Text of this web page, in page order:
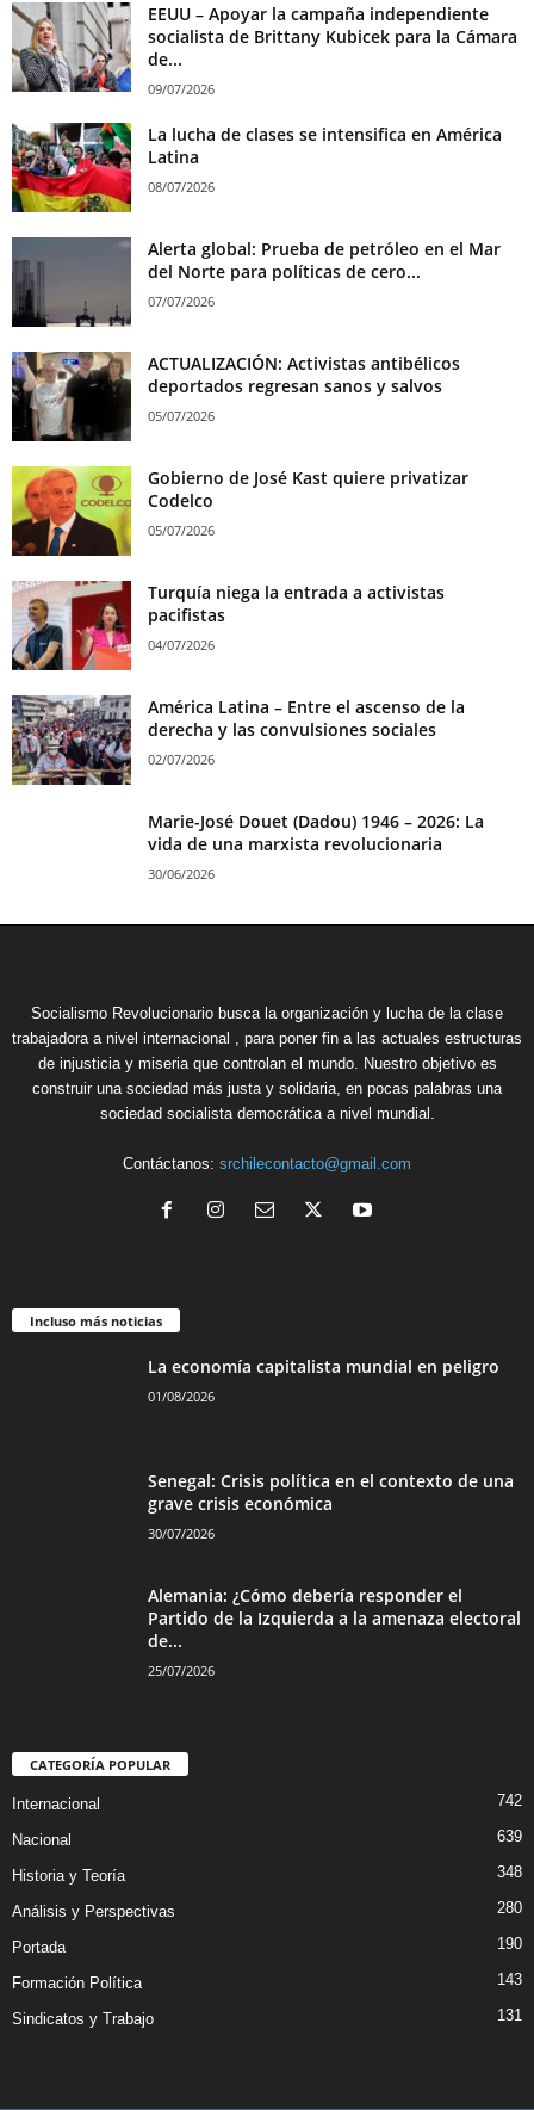
EEUU – Apoyar la campaña independiente
socialista de Brittany Kubicek para la Cámara
de...
09/07/2026
La lucha de clases se intensifica en América
Latina
08/07/2026
Alerta global: Prueba de petróleo en el Mar
del Norte para políticas de cero...
07/07/2026
ACTUALIZACIÓN: Activistas antibélicos
deportados regresan sanos y salvos
05/07/2026
Gobierno de José Kast quiere privatizar
Codelco
05/07/2026
Turquía niega la entrada a activistas
pacifistas
04/07/2026
América Latina – Entre el ascenso de la
derecha y las convulsiones sociales
02/07/2026
Marie-José Douet (Dadou) 1946 – 2026: La
vida de una marxista revolucionaria
30/06/2026
Socialismo Revolucionario busca la organización y lucha de la clase
trabajadora a nivel internacional , para poner fin a las actuales estructuras
de injusticia y miseria que controlan el mundo. Nuestro objetivo es
construir una sociedad más justa y solidaria, en pocas palabras una
sociedad socialista democrática a nivel mundial.
Contáctanos: srchilecontacto@gmail.com
Incluso más noticias
La economía capitalista mundial en peligro
01/08/2026
Senegal: Crisis política en el contexto de una
grave crisis económica
30/07/2026
Alemania: ¿Cómo debería responder el
Partido de la Izquierda a la amenaza electoral
de...
25/07/2026
CATEGORÍA POPULAR
Internacional 742
Nacional 639
Historia y Teoría 348
Análisis y Perspectivas 280
Portada 190
Formación Política 143
Sindicatos y Trabajo 131